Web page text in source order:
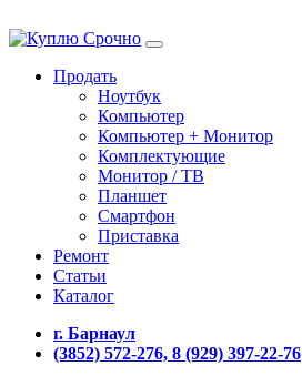
Продать
Ноутбук
Компьютер
Компьютер + Монитор
Комплектующие
Монитор / ТВ
Планшет
Смартфон
Приставка
Ремонт
Статьи
Каталог
г. Барнаул
(3852) 572-276, 8 (929) 397-22-76